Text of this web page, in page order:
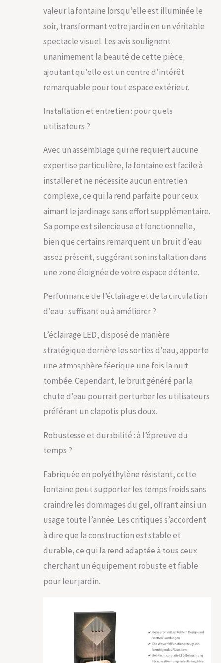
accroche-regard
absolu dans votre
valeur la fontaine lorsqu’elle est illuminée le
soir, transformant votre jardin en un véritable
spectacle visuel. Les avis soulignent
unanimement la beauté de cette pièce,
ajoutant qu’elle est un centre d’intérêt
remarquable pour tout espace extérieur.
Installation et entretien : pour quels
utilisateurs ?
Avec un assemblage qui ne requiert aucune
expertise particulière, la fontaine est facile à
installer et ne nécessite aucun entretien
complexe, ce qui la rend parfaite pour ceux
aimant le jardinage sans effort supplémentaire.
Sa pompe est silencieuse et fonctionnelle,
bien que certains remarquent un bruit d’eau
assez présent, suggérant son installation dans
une zone éloignée de votre espace détente.
Performance de l’éclairage et de la circulation
d’eau : suffisant ou à améliorer ?
L’éclairage LED, disposé de manière
stratégique derrière les sorties d’eau, apporte
une atmosphère féerique une fois la nuit
tombée. Cependant, le bruit généré par la
chute d’eau pourrait perturber les utilisateurs
préférant un clapotis plus doux.
Robustesse et durabilité : à l’épreuve du
temps ?
Fabriquée en polyéthylène résistant, cette
fontaine peut supporter les temps froids sans
craindre les dommages du gel, offrant ainsi un
usage toute l’année. Les critiques s’accordent
à dire que la construction est stable et
durable, ce qui la rend adaptée à tous ceux
cherchant un équipement robuste et fiable
pour leur jardin.